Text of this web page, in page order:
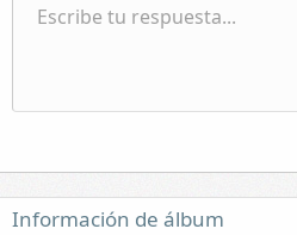
e
Lista
ItálicaSubrayarTachado
Formato de párrafo
Normal
Encabezado 2
VídeosGalería incrustada
CitarInsertar tabla
Spoiler
RehacerCambiar editor BB
BorradoresGuardar borrador
Escribe tu respuesta...
Información de álbum